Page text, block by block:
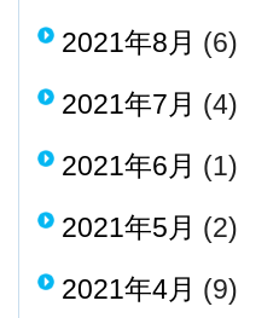
2021年8月 (6)
2021年7月 (4)
2021年6月 (1)
2021年5月 (2)
2021年4月 (9)